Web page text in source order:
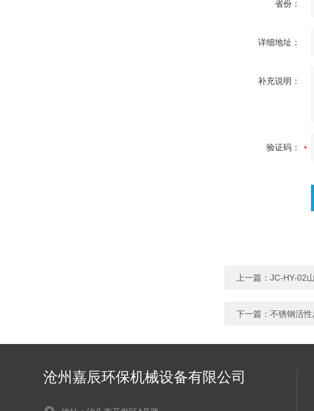
省份：
详细地址：
补充说明：
验证码：
上一篇： JC-HY-02
下一篇： 不锈钢活
沧州嘉辰环保机械设备有限公司